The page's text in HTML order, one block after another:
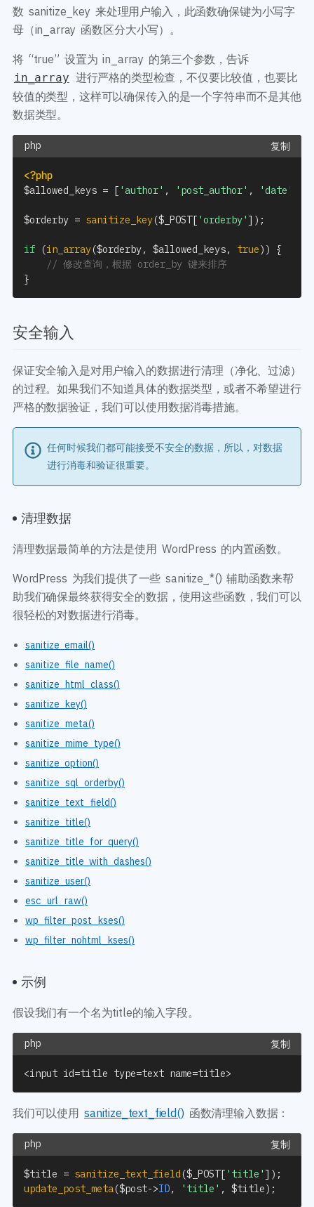
数 sanitize_key 来处理用户输入，此函数确保键为小写字
母（in_array 函数区分大小写）。
将 “true” 设置为 in_array 的第三个参数，告诉
in_array 进行严格的类型检查，不仅要比较值，也要比
较值的类型，这样可以确保传入的是一个字符串而不是其他
数据类型。
复制
<?php
$allowed_keys = [ 'author' , 'post_author' , 'date'
$orderby = sanitize_key($_POST[ 'orderby'] ) ;
if (in_array($orderby, $allowed_keys, true) )
{
// 修改查询，根据 order_by 键来排序
}
安全输入
保证安全输入是对用户输入的数据进行清理（净化、过滤）
的过程。如果我们不知道具体的数据类型，或者不希望进行
严格的数据验证，我们可以使用数据消毒措施。
任何时候我们都可能接受不安全的数据，所以，对数据
进行消毒和验证很重要。
清理数据
清理数据最简单的方法是使用 WordPress 的内置函数。
WordPress 为我们提供了一些 sanitize_*() 辅助函数来帮
助我们确保最终获得安全的数据，使用这些函数，我们可以
很轻松的对数据进行消毒。
sanitize_email()
sanitize_file_name()
sanitize_html_class()
sanitize_key()
sanitize_meta()
sanitize_mime_type()
sanitize_option()
sanitize_sql_orderby()
sanitize_text_field()
sanitize_title()
sanitize_title_for_query()
sanitize_title_with_dashes()
sanitize_user()
esc_url_raw()
wp_filter_post_kses()
wp_filter_nohtml_kses()
示例
假设我们有一个名为title的输入字段。
复制
<input id=title type=text name=title>
我们可以使用 sanitize_text_field() 函数清理输入数据：
复制
$title = sanitize_text_field($_POST[ 'title'] ) ;
update_post_meta($post->ID, 'title' , $title) ;